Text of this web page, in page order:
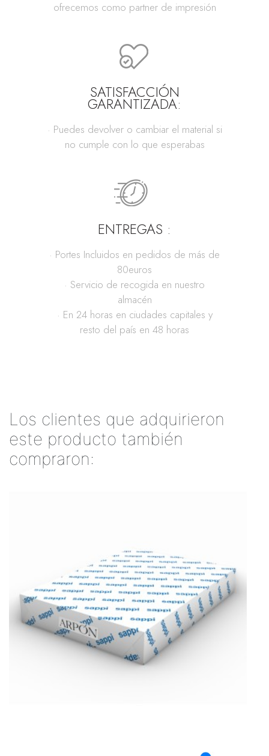
ofrecemos como partner de impresión
SATISFACCIÓN
GARANTIZADA:
· Puedes devolver o cambiar el material si
no cumple con lo que esperabas
ENTREGAS :
· Portes Incluidos en pedidos de más de
80euros
· Servicio de recogida en nuestro
almacén
· En 24 horas en ciudades capitales y
resto del país en 48 horas
Los clientes que adquirieron
este producto también
compraron: